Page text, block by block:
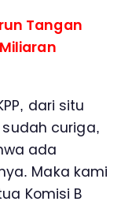
Tangan
dari situ
curiga,
ada
Maka kami
Komisi B